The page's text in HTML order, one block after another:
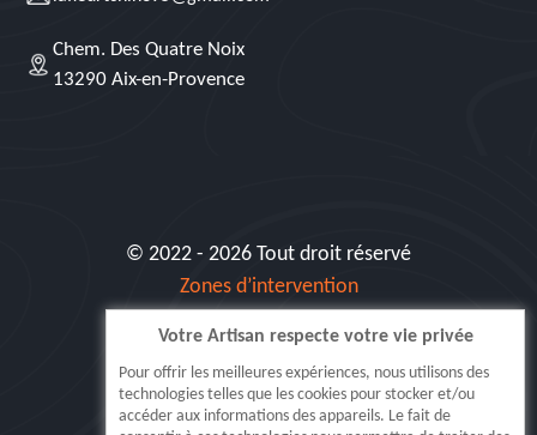
Chem. Des Quatre Noix
13290 Aix-en-Provence
© 2022 - 2026 Tout droit réservé
Zones d’intervention
Siret: 515 062 404 000 30
Votre Artisan respecte votre vie privée
Pour offrir les meilleures expériences, nous utilisons des
technologies telles que les cookies pour stocker et/ou
accéder aux informations des appareils. Le fait de